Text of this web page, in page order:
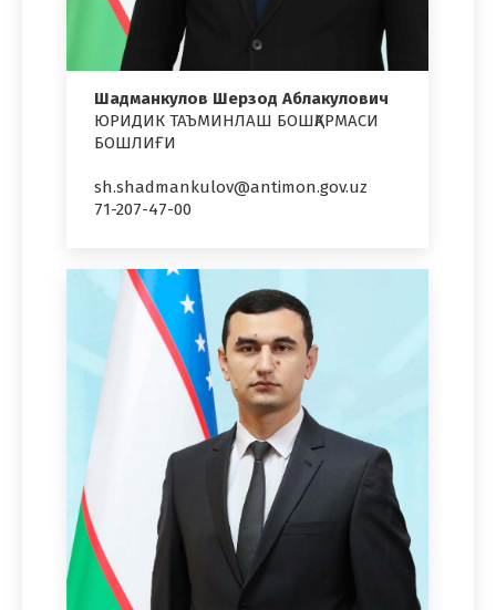
Шадманкулов Шерзод Аблакулович
ЮРИДИК ТАЪМИНЛАШ БОШҚАРМАСИ
БОШЛИҒИ
sh.shadmankulov@antimon.gov.uz
71-207-47-00